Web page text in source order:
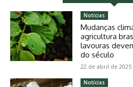
Notícias
Mudanças
agricultura
lavouras
do século
22 de abril de 2025
Notícias